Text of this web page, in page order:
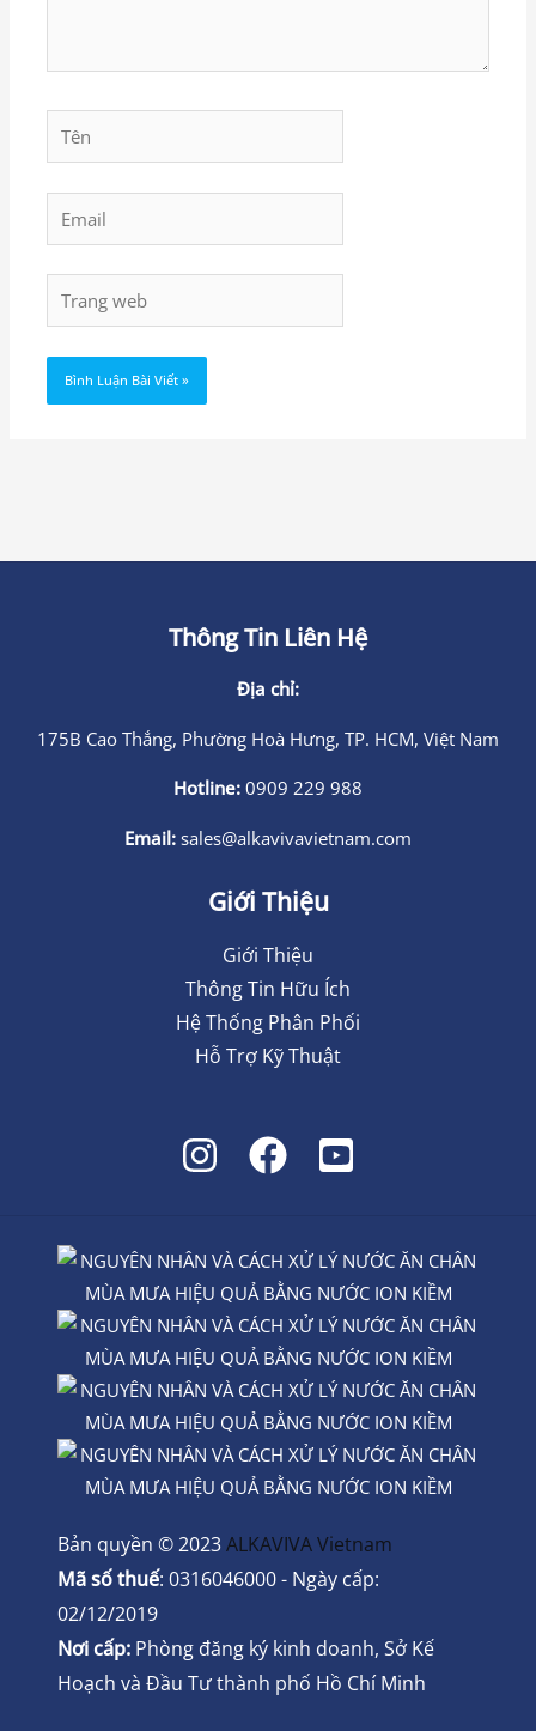
Tên
Trang
web
Thông Tin Liên Hệ
Địa chỉ:
175B Cao Thắng, Phường Hoà Hưng, TP. HCM, Việt Nam
Hotline: 0909 229 988
Email: sales@alkavivavietnam.com
Giới Thiệu
Giới Thiệu
Thông Tin Hữu Ích
Hệ Thống Phân Phối
Hỗ Trợ Kỹ Thuật
Bản quyền © 2023ALKAVIVA Vietnam
Mã số thuế: 0316046000 - Ngày cấp:
02/12/2019
Nơi cấp: Phòng đăng ký kinh doanh, Sở Kế
Hoạch và Đầu Tư thành phố Hồ Chí Minh